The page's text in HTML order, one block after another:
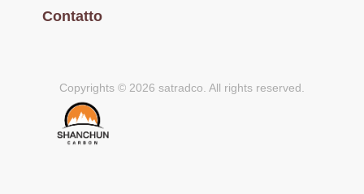
Contatto
Copyrights © 2026 satradco. All rights reserved.